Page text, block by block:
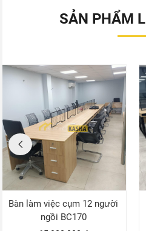
SẢN PHẨM
Bàn làm việc cụm 12 người
ngồi BC170